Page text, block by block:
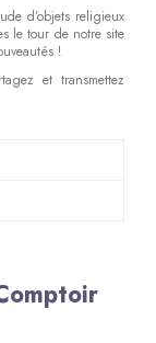
d’objets religieux
le tour de notre site
!
et transmettez